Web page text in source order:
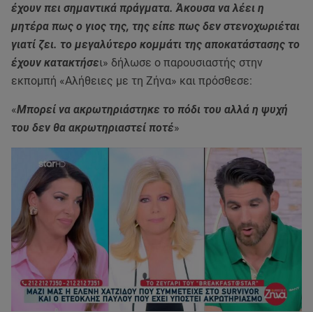
έχουν πει σημαντικά πράγματα. Άκουσα να λέει η
μητέρα πως ο γιος της, της είπε πως δεν στενοχωριέται
γιατί ζει. το μεγαλύτερο κομμάτι της αποκατάστασης το
έχουν κατακτήσει» δήλωσε ο παρουσιαστής στην
εκπομπή «Αλήθειες με τη Ζήνα» και πρόσθεσε:
«Μπορεί να ακρωτηριάστηκε το πόδι του αλλά η ψυχή
του δεν θα ακρωτηριαστεί ποτέ»